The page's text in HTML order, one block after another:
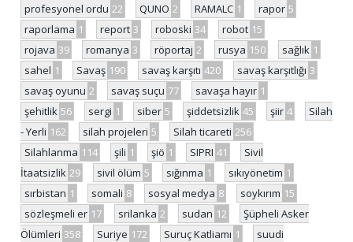
profesyonel ordu 22 QUNO 2 RAMALC 1 rapor 5
raporlama 1 report 3 roboski 34 robot 15
rojava 39 romanya 3 röportaj 2 rusya 150 sağlık 1
sahel 1 Savaş 190 savaş karşıtı 420 savaş karşıtlığı 3
savaş oyunu 2 savaş suçu 77 savaşa hayır 1
şehitlik 56 sergi 1 siber 5 şiddetsizlik 45 şiir 4
Silah
- Yerli 162 silah projeleri 5 Silah ticareti 256
Silahlanma 114 şili 1 şiö 1 SIPRI 41
Sivil
İtaatsizlik 29 sivil ölüm 5 sığınma 1 sıkıyönetim 1
sırbistan 1 somali 8 sosyal medya 8 soykırım 15
sözleşmeli er 17 srilanka 2 sudan 12
Şüpheli Asker
Ölümleri 358 Suriye 172 Suruç Katliamı 1
suudi